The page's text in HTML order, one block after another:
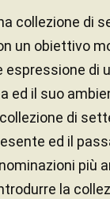
collezione di
un obiettivo
espressione di
ed il suo
di
ed il
più
la